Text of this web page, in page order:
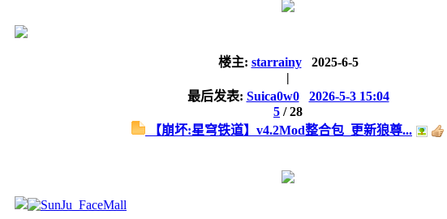
楼主: starrainy
2025-6-5
|
最后发表: Suica0w0
2026-5-3 15:04
5 /28
【崩坏:星穹铁道】v4.2Mod整合包_更新狼尊...